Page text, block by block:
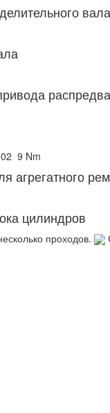
вала
9 Nm
агрегатного
цилиндров
проходов.